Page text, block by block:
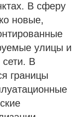
В сферу
новые,
улицы и
В
границы